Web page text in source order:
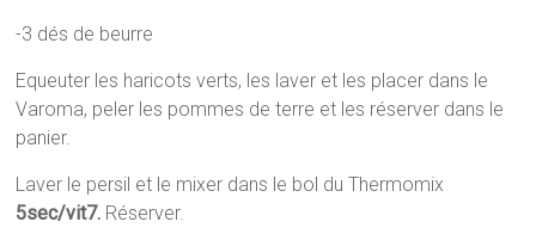
-3 dés de beurre
Equeuter les haricots verts, les laver et les placer dans le
Varoma, peler les pommes de terre et les réserver dans le
panier.
Laver le persil et le mixer dans le bol du Thermomix
5sec/vit7. Réserver.